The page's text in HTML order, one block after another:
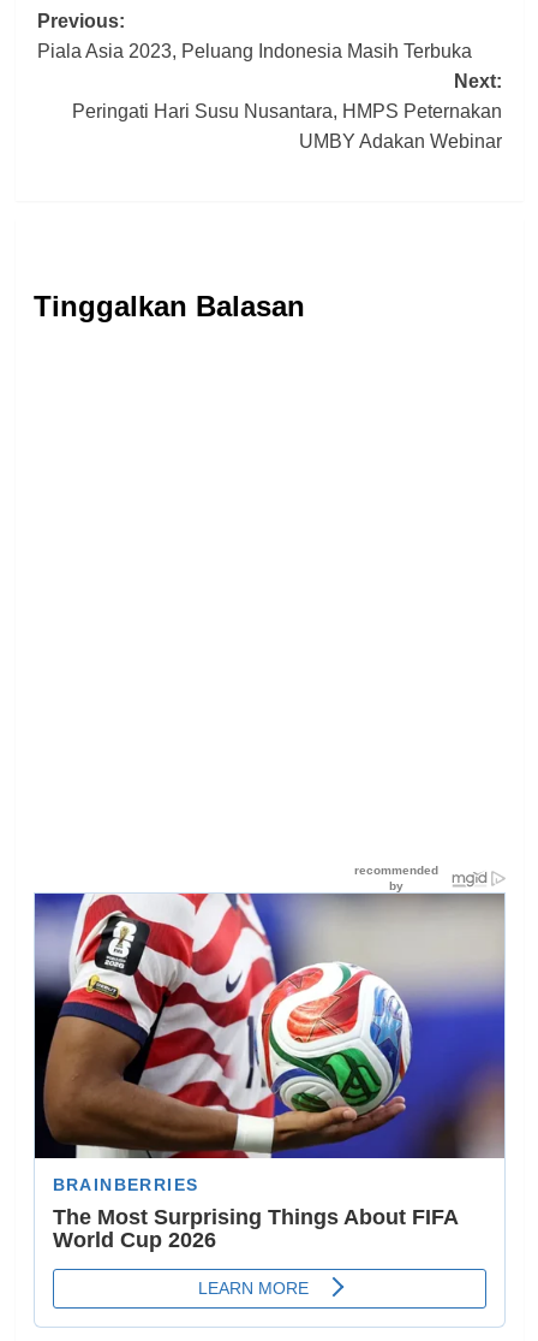
Post
navigation
Previous:
Piala Asia 2023, Peluang Indonesia Masih Terbuka
Next:
Peringati Hari Susu Nusantara, HMPS Peternakan
UMBY Adakan Webinar
Tinggalkan Balasan